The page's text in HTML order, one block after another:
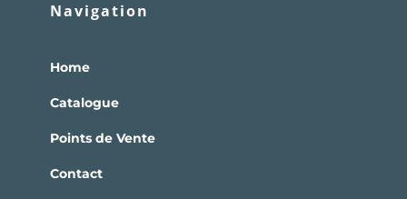
Navigation
Home
Catalogue
Points de Vente
Contact